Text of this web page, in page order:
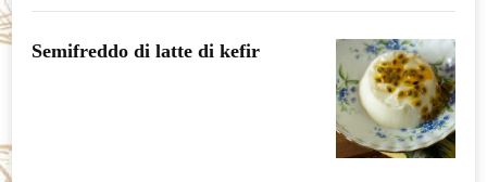
Semifreddo di latte di kefir